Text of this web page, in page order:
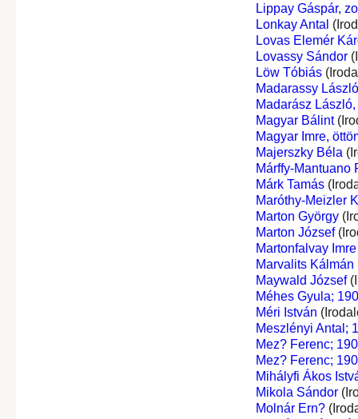
Lippay Gáspár,
Lonkay Antal
Lovas Elemér
Lovassy Sándor
Löw Tóbiás
Madarassy
Madarász
Magyar Bálint
Magyar Imre,
Majerszky Béla
Márffy-Mantuano
Márk Tamás
Maróthy-Meizler
Marton György
Marton József
Martonfalvay Imre
Marvalits Kálmán
Maywald József
Méhes Gyula;
Méri István
Meszlényi Antal;
Mez? Ferenc;
Mez? Ferenc;
Mihályfi Ákos
Mikola Sándor
Molnár Ern?